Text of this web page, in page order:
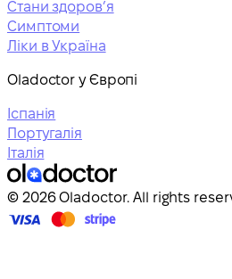
Стани здоровʼя
Симптоми
Ліки в Україна
Oladoctor у Європі
Іспанія
Португалія
Італія
© 2026 Oladoctor. All rights